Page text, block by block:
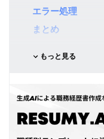
エラー処理
まとめ
もっと見る